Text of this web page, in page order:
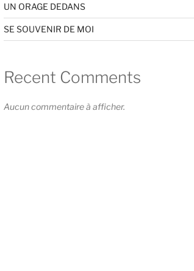
UN ORAGE DEDANS
SE SOUVENIR DE MOI
Recent Comments
Aucun commentaire à afficher.